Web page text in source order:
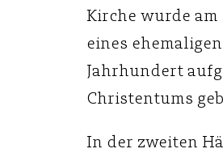
Kirche wurde am
eines
Jahrhundert
Christentums
In der zweiten